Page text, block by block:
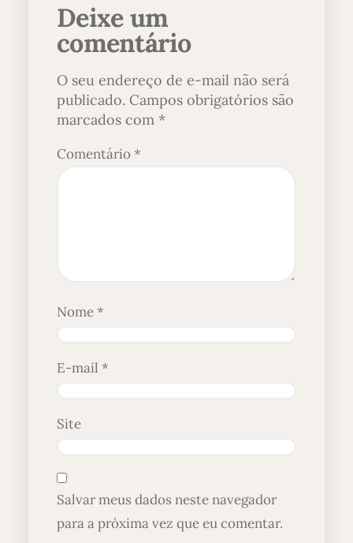
Deixe um
comentário
O seu endereço de e-mail não será
publicado. Campos obrigatórios são
marcados com *
Comentário*
Nome*
E-mail *
Site
Salvar meus dados neste navegador
para a próxima vez que eu comentar.